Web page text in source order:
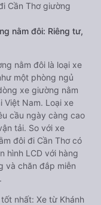
Cần Thơ giường
nằm đôi: Riêng tư,
nằm đôi là loại xe
một phòng ngủ
xe giường nằm
Việt Nam. Loại xe
cầu ngày càng cao
tải. So với xe
đôi đi Cần Thơ có
hình LCD với hàng
và chăn đắp miễn
nhất: Xe từ Khánh